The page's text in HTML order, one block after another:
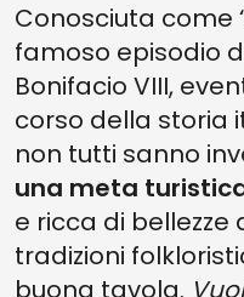
Conosciuta come
famoso episodio
Bonifacio VIII,
corso della storia
non tutti sanno
una meta
e ricca di
tradizioni
buona tavola.